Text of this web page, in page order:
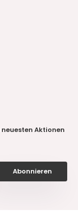
neuesten Aktionen
Abonnieren